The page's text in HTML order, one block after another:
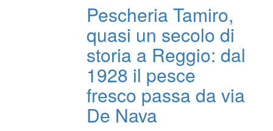
Pescheria Tamiro,
quasi un secolo di
storia a Reggio: dal
1928 il pesce
fresco passa da via
De Nava